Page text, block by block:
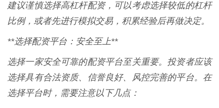
建议谨慎选择高杠杆配资，可以考虑选择较低的杠杆
比例，或者先进行模拟交易，积累经验后再做决定。
**选择配资平台：安全至上**
选择一家安全可靠的配资平台至关重要。投资者应该
选择具有合法资质、信誉良好、风控完善的平台。在
选择平台时，需要注意以下几点：